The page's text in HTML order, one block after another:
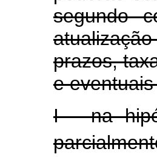
segundo
prazos,
e
I - na